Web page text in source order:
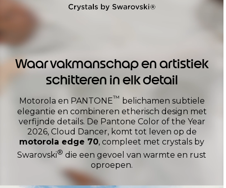
Waar vakmanschap en artistiek
schitteren in elk detail
Motorola en PANTONE™ belichamen subtiele
elegantie en combineren etherisch design met
verfijnde details. De Pantone Color of the Year
2026, Cloud Dancer, komt tot leven op de
motorola edge 70, compleet met crystals by
Swarovski® die een gevoel van warmte en rust
oproepen.